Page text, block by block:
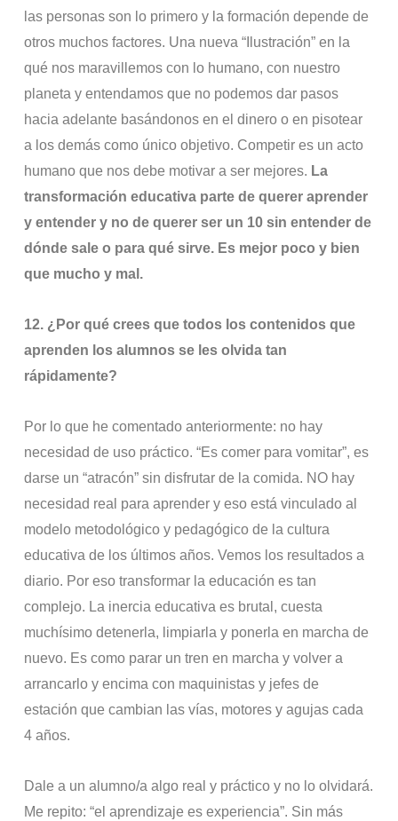
las personas son lo primero y la formación depende de
otros muchos factores. Una nueva “Ilustración” en la
qué nos maravillemos con lo humano, con nuestro
planeta y entendamos que no podemos dar pasos
hacia adelante basándonos en el dinero o en pisotear
a los demás como único objetivo. Competir es un acto
humano que nos debe motivar a ser mejores. La
transformación educativa parte de querer aprender
y entender y no de querer ser un 10 sin entender de
dónde sale o para qué sirve. Es mejor poco y bien
que mucho y mal.
12. ¿Por qué crees que todos los contenidos que
aprenden los alumnos se les olvida tan
rápidamente?
Por lo que he comentado anteriormente: no hay
necesidad de uso práctico. “Es comer para vomitar”, es
darse un “atracón” sin disfrutar de la comida. NO hay
necesidad real para aprender y eso está vinculado al
modelo metodológico y pedagógico de la cultura
educativa de los últimos años. Vemos los resultados a
diario. Por eso transformar la educación es tan
complejo. La inercia educativa es brutal, cuesta
muchísimo detenerla, limpiarla y ponerla en marcha de
nuevo. Es como parar un tren en marcha y volver a
arrancarlo y encima con maquinistas y jefes de
estación que cambian las vías, motores y agujas cada
4 años.
Dale a un alumno/a algo real y práctico y no lo olvidará.
Me repito: “el aprendizaje es experiencia”. Sin más